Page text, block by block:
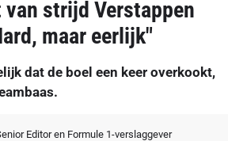
van strijd Verstappen
maar eerlijk"
dat de boel een keer overkookt,
Editor en Formule 1-verslaggever